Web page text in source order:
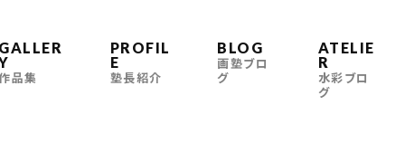
品集
PROFIL
E
塾長紹介
BLOG
画塾ブロ
グ
ATELIE
R
水彩ブロ
グ